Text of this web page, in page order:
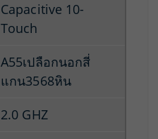
Capacitive 10-
Touch
A55เปลือกนอกสี่
แกน3568หิน
2.0 GHZ